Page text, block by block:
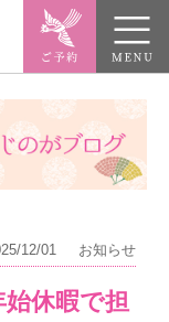
12/01 お知らせ
休暇で担